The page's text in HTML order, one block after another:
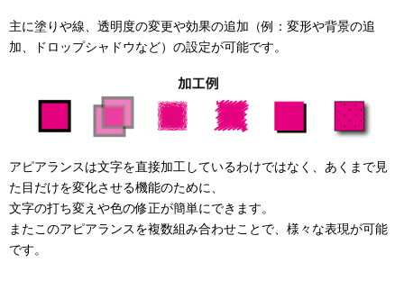
主に塗りや線、透明度の変更や効果の追加（例：変形や背景の追
加、ドロップシャドウなど）の設定が可能です。
アピアランスは文字を直接加工しているわけではなく、あくまで見
た目だけを変化させる機能のために、
文字の打ち変えや色の修正が簡単にできます。
またこのアピアランスを複数組み合わせことで、様々な表現が可能
です。